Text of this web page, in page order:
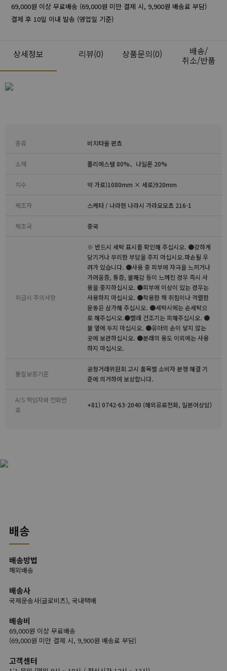
69,000원 이상 무료배송 (69,000원 미만 결제 시, 9,900원 배송료 부담)
결제 후 10일 이내 발송 (영업일 기준)
상세정보 리뷰(0) 상품문의(0) 배송/
취소/반품
종류 비치타올 판쵸
소재 폴리에스텔 80%、나일론 20%
치수 약 가로)1080mm × 세로)920mm
제조자 스케타 / 나라현 나라시 가라모모쵸 216-1
제조국 중국
취급시 주의사항
※ 반드시 세탁 표시를 확인해 주십시오. ●강하게
당기거나 무리한 부담을 주지 마십시오.파손될 우
려가 있습니다. ●사용 중 피부에 자극을 느끼거나
가려움증, 통증, 불쾌감 등이 느껴진 경우 즉시 사
용을 중지하십시오. ●피부에 이상이 있는 경우는
사용하지 마십시오. ●착용한 채 취침이나 격렬한
운동은 삼가해 주십시오. ●세탁시에는 손세탁으
로 해주십시오.●빨래 건조기는 피해주십시오. ●
불 옆에 두지 마십시오. ●유아의 손이 닿지 않는
곳에 보관하십시오. ●본래의 용도 이외에는 사용
하지 마십시오.
품질보증기준
공정거래위원회 고시 품목별 소비자 분쟁 해결 기
준에 의거하여 보상합니다.
A/S 책임자와 전화번
호
+81) 0742-63-2040 (해외유료전화, 일본어상담)
배송
배송방법
해외배송
배송사
국제운송사(글로비츠), 국내택배
배송비
69,000원 이상 무료배송
(69,000원 미만 결제 시, 9,900원 배송료 부담)
고객센터